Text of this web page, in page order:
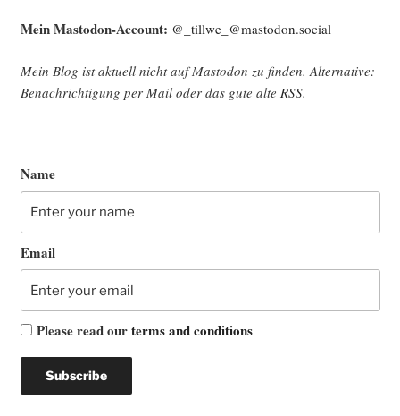
Mein Mast­o­don-Account: @_tillwe_@mastodon.social
Mein Blog ist aktu­ell nicht auf Mast­o­don zu fin­den. Alter­na­ti­ve:
Benach­rich­ti­gung per Mail oder das gute alte RSS.
Name
Email
Please read ourterms and conditions